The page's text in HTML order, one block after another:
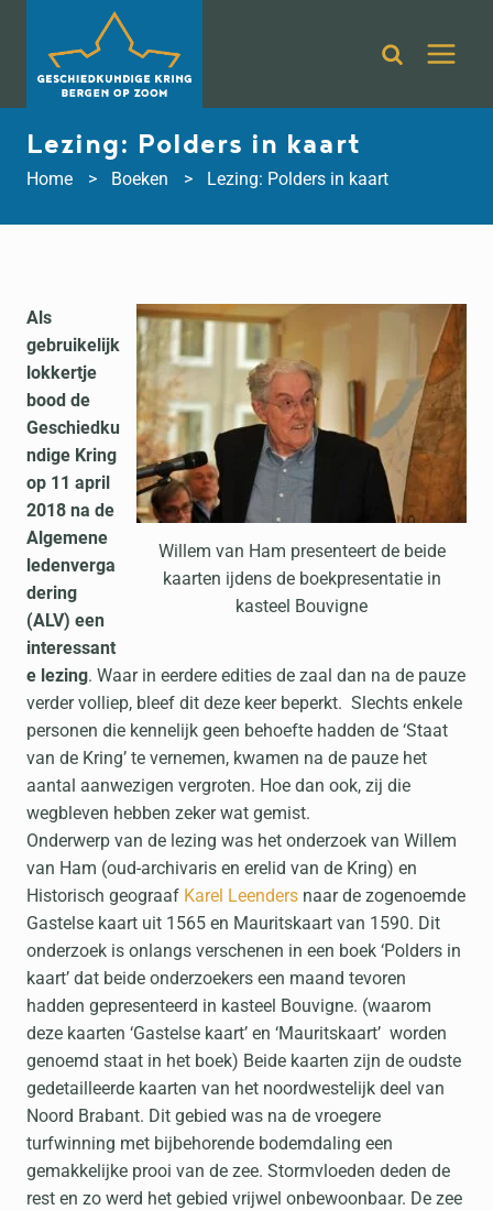
inhoud
Lezing: Polders in kaart
Home Boeken Lezing: Polders in kaart
Willem van Ham presenteert de beide
kaarten ijdens de boekpresentatie in
kasteel Bouvigne
Als
gebruikelijk
lokkertje
bood de
Geschiedku
ndige Kring
op 11 april
2018 na de
Algemene
ledenverga
dering
(ALV) een
interessant
e lezing. Waar in eerdere edities de zaal dan na de pauze
verder volliep, bleef dit deze keer beperkt. Slechts enkele
personen die kennelijk geen behoefte hadden de ‘Staat
van de Kring’ te vernemen, kwamen na de pauze het
aantal aanwezigen vergroten. Hoe dan ook, zij die
wegbleven hebben zeker wat gemist.
Onderwerp van de lezing was het onderzoek van Willem
van Ham (oud-archivaris en erelid van de Kring) en
Historisch geograaf Karel Leenders naar de zogenoemde
Gastelse kaart uit 1565 en Mauritskaart van 1590. Dit
onderzoek is onlangs verschenen in een boek ‘Polders in
kaart’ dat beide onderzoekers een maand tevoren
hadden gepresenteerd in kasteel Bouvigne. (waarom
deze kaarten ‘Gastelse kaart’ en ‘Mauritskaart’ worden
genoemd staat in het boek) Beide kaarten zijn de oudste
gedetailleerde kaarten van het noordwestelijk deel van
Noord Brabant. Dit gebied was na de vroegere
turfwinning met bijbehorende bodemdaling een
gemakkelijke prooi van de zee. Stormvloeden deden de
rest en zo werd het gebied vrijwel onbewoonbaar. De zee